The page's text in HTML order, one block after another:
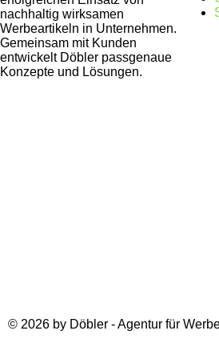
nachhaltig wirksamen
Werbeartikeln in Unternehmen.
Gemeinsam mit Kunden
entwickelt Döbler passgenaue
Konzepte und Lösungen.
© 2026 by Döbler - Agentur für